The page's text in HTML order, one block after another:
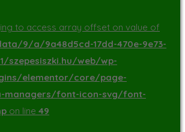
to access array offset on value of
9/a/9a48d5cd-17dd-470e-9e73-
szepesiszki.hu/web/wp-
elementor/core/page-
managers/font-icon-svg/font-
on line 49